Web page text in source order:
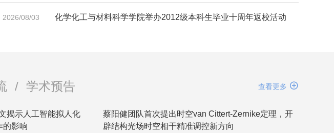
2026/08/03 化学化工与材料科学学院举办2012级本科生毕业十周年返校活动
/ 学术预告 查看更多 
揭示人工智能拟人化
的影响
蔡阳健团队首次提出时空van Cittert-Zernike定理，开
辟结构光场时空相干精准调控新方向